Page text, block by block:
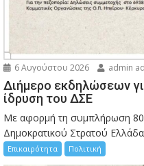
6 Αυγούστου 2026 admin
Διήμερο εκδηλώσεων
ίδρυση του ΔΣΕ
Με αφορμή τη συμπλήρωση
Δημοκρατικού Στρατού
Επικαιρότητα Πολιτική